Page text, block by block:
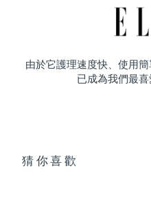
由於它護理速度快、使用
已成為我們最喜
猜你喜歡